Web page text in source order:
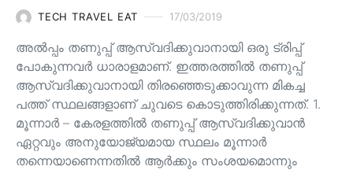
TECH TRAVEL EAT 17/03/2019
അൽപ്പം തണുപ്പ് ആസ്വദിക്കുവാനായി ഒരു ട്രിപ്പ്
പോകുന്നവർ ധാരാളമാണ്. ഇത്തരത്തിൽ തണുപ്പ്
ആസ്വദിക്കുവാനായി തിരഞ്ഞെടുക്കാവുന്ന മികച്ച
പത്ത് സ്ഥലങ്ങളാണ് ചുവടെ കൊടുത്തിരിക്കുന്നത്. 1.
മൂന്നാർ – കേരളത്തിൽ തണുപ്പ് ആസ്വദിക്കുവാൻ
ഏറ്റവും അനുയോജ്യമായ സ്ഥലം മൂന്നാർ
തന്നെയാണെന്നതിൽ ആർക്കും സംശയമൊന്നും